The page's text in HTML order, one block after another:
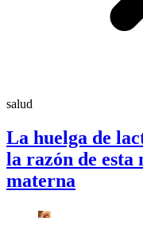
salud
La huelga de
la razón de esta
materna